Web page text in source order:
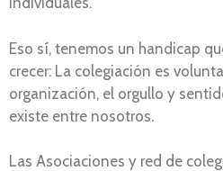
Eso sí, tenemos un handicap
crecer: La colegiación es
organización, el orgullo y
existe entre nosotros.
Las Asociaciones y red de